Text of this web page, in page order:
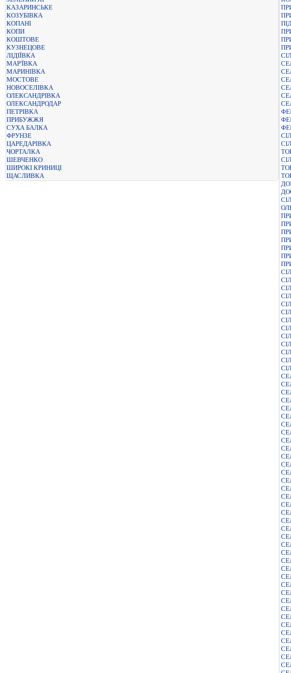
КАЗАРИНСЬКЕ
КОЗУБІВКА
КОПАНІ
КОПИ
КОШТОВЕ
КУЗНЕЦОВЕ
ЛІДІЇВКА
МАР'ЇВКА
МАРИНІВКА
МОСТОВЕ
НОВОСЕЛІВКА
ОЛЕКСАНДРІВКА
ОЛЕКСАНДРОДАР
ПЕТРІВКА
ПРИБУЖЖЯ
СУХА БАЛКА
ФРУНЗЕ
ЦАРЕДАРІВКА
ЧОРТАЛКА
ШЕВЧЕНКО
ШИРОКІ КРИНИЦІ
ЩАСЛИВКА